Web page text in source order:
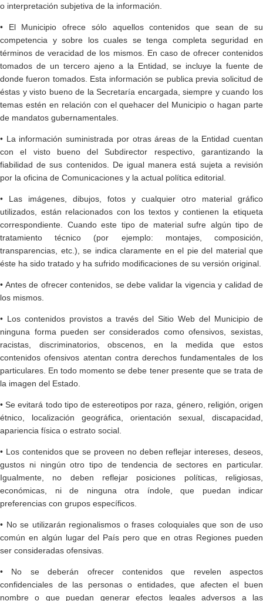
o interpretación subjetiva de la información.
• El Municipio ofrece sólo aquellos contenidos que sean de su
competencia y sobre los cuales se tenga completa seguridad en
términos de veracidad de los mismos. En caso de ofrecer contenidos
tomados de un tercero ajeno a la Entidad, se incluye la fuente de
donde fueron tomados. Esta información se publica previa solicitud de
éstas y visto bueno de la Secretaría encargada, siempre y cuando los
temas estén en relación con el quehacer del Municipio o hagan parte
de mandatos gubernamentales.
• La información suministrada por otras áreas de la Entidad cuentan
con el visto bueno del Subdirector respectivo, garantizando la
fiabilidad de sus contenidos. De igual manera está sujeta a revisión
por la oficina de Comunicaciones y la actual política editorial.
• Las imágenes, dibujos, fotos y cualquier otro material gráfico
utilizados, están relacionados con los textos y contienen la etiqueta
correspondiente. Cuando este tipo de material sufre algún tipo de
tratamiento técnico (por ejemplo: montajes, composición,
transparencias, etc.), se indica claramente en el pie del material que
éste ha sido tratado y ha sufrido modificaciones de su versión original.
• Antes de ofrecer contenidos, se debe validar la vigencia y calidad de
los mismos.
• Los contenidos provistos a través del Sitio Web del Municipio de
ninguna forma pueden ser considerados como ofensivos, sexistas,
racistas, discriminatorios, obscenos, en la medida que estos
contenidos ofensivos atentan contra derechos fundamentales de los
particulares. En todo momento se debe tener presente que se trata de
la imagen del Estado.
• Se evitará todo tipo de estereotipos por raza, género, religión, origen
étnico, localización geográfica, orientación sexual, discapacidad,
apariencia física o estrato social.
• Los contenidos que se proveen no deben reflejar intereses, deseos,
gustos ni ningún otro tipo de tendencia de sectores en particular.
Igualmente, no deben reflejar posiciones políticas, religiosas,
económicas, ni de ninguna otra índole, que puedan indicar
preferencias con grupos específicos.
• No se utilizarán regionalismos o frases coloquiales que son de uso
común en algún lugar del País pero que en otras Regiones pueden
ser consideradas ofensivas.
• No se deberán ofrecer contenidos que revelen aspectos
confidenciales de las personas o entidades, que afecten el buen
nombre o que puedan generar efectos legales adversos a las